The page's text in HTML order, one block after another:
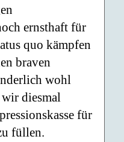
ernsthaft für
quo kämpfen
braven
wohl
diesmal
für
füllen.